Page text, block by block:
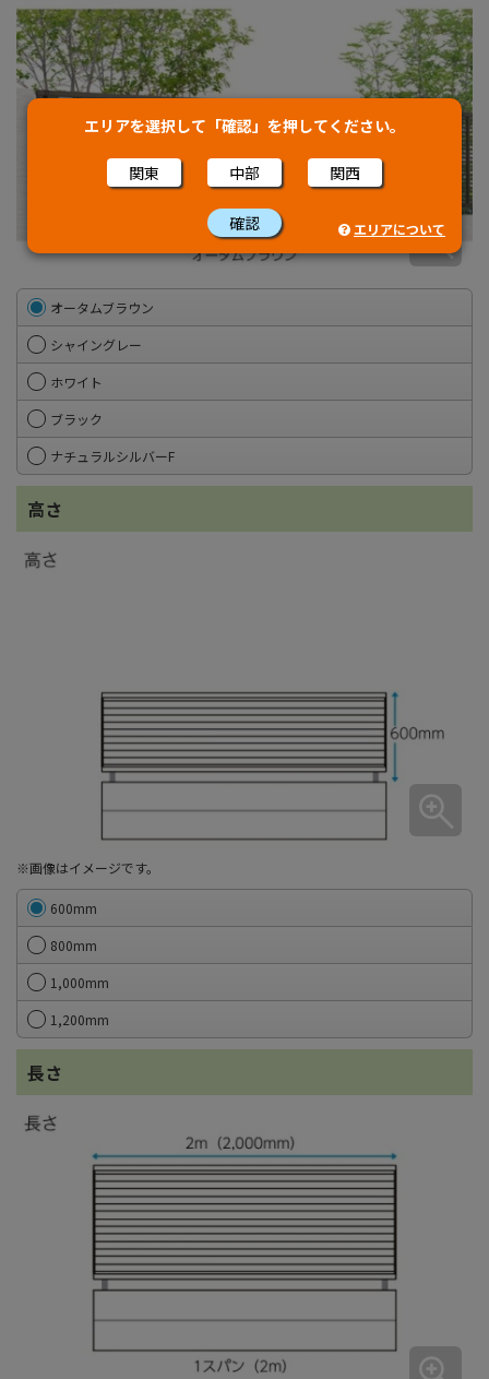
エリアを選択して「確認」を押してください。
関東 中部 関西
確認 エリアについて
オータムブラウン
シャイングレー
ホワイト
ブラック
ナチュラルシルバーF
高さ
※画像はイメージです。
600mm
800mm
1,000mm
1,200mm
長さ